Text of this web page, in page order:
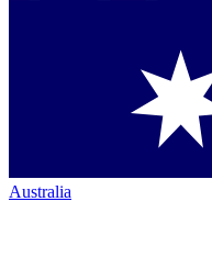
Australia